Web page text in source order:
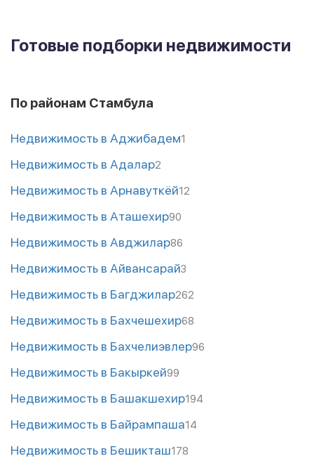
Готовые подборки недвижимости
По районам Стамбула
Недвижимость в Аджибадем1
Недвижимость в Адалар2
Недвижимость в Арнавуткёй12
Недвижимость в Аташехир90
Недвижимость в Авджилар86
Недвижимость в Айвансарай3
Недвижимость в Багджилар262
Недвижимость в Бахчешехир68
Недвижимость в Бахчелиэвлер96
Недвижимость в Бакыркей99
Недвижимость в Башакшехир194
Недвижимость в Байрампаша14
Недвижимость в Бешикташ178